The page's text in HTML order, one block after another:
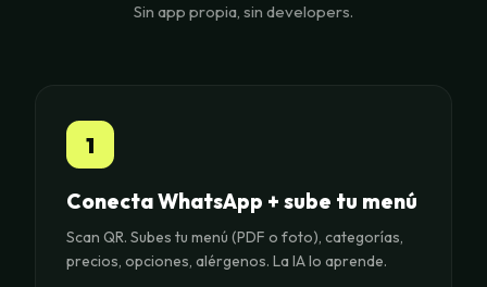
Sin app propia, sin developers.
1
Conecta WhatsApp + sube tu menú
Scan QR. Subes tu menú (PDF o foto), categorías,
precios, opciones, alérgenos. La IA lo aprende.